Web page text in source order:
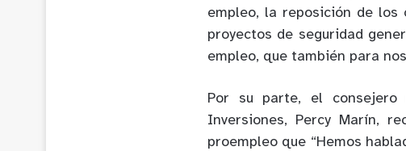
empleo, la reposición de los
proyectos de seguridad
empleo, que también para
Por su parte, el
Inversiones, Percy Marín,
proempleo que “Hemos